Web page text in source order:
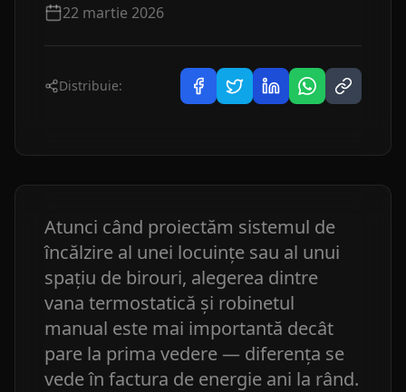
22 martie 2026
Distribuie:
Atunci când proiectăm sistemul de
încălzire al unei locuințe sau al unui
spațiu de birouri, alegerea dintre
vana termostatică și robinetul
manual este mai importantă decât
pare la prima vedere — diferența se
vede în factura de energie ani la rând.